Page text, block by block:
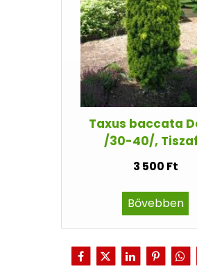
Taxus baccata
/30-40/,
3 500 Ft
Bővebben